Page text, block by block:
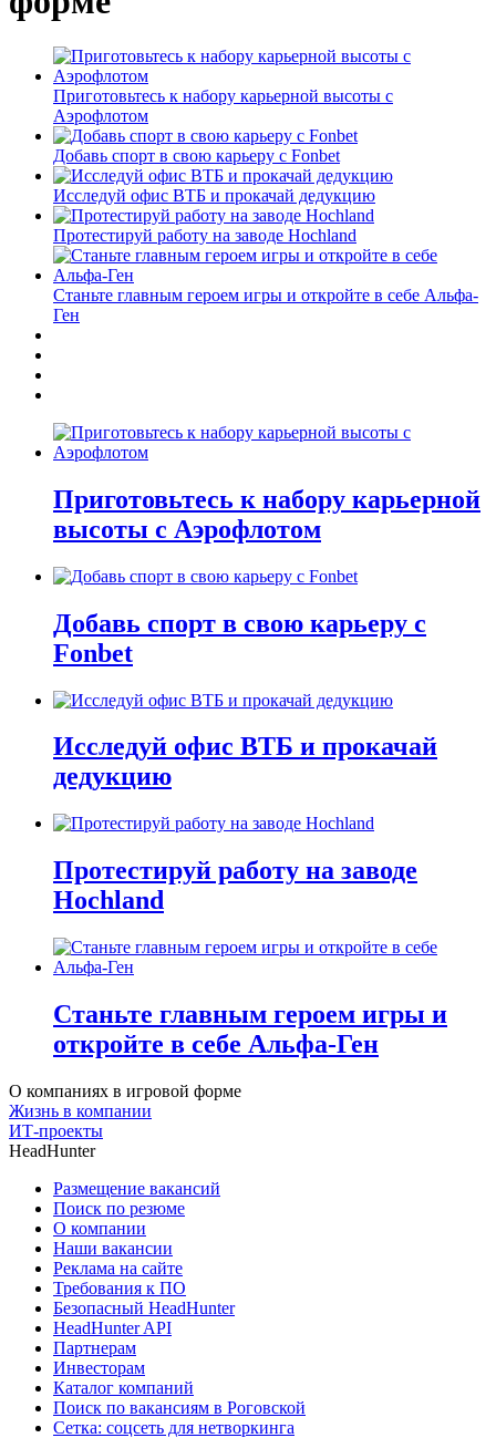
Приготовьтесь к набору карьерной высоты с
Аэрофлотом
Добавь спорт в свою карьеру с Fonbet
Исследуй офис ВТБ и прокачай дедукцию
Протестируй работу на заводе Hochland
Станьте главным героем игры и откройте в себе Альфа-
Ген
Приготовьтесь к набору карьерной
высоты с Аэрофлотом
Добавь спорт в свою карьеру с
Fonbet
Исследуй офис ВТБ и прокачай
дедукцию
Протестируй работу на заводе
Hochland
Станьте главным героем игры и
откройте в себе Альфа-Ген
О компаниях в игровой форме
Жизнь в компании
ИТ-проекты
HeadHunter
Размещение вакансий
Поиск по резюме
О компании
Наши вакансии
Реклама на сайте
Требования к ПО
Безопасный HeadHunter
HeadHunter API
Партнерам
Инвесторам
Каталог компаний
Поиск по вакансиям в Роговской
Сетка: соцсеть для нетворкинга